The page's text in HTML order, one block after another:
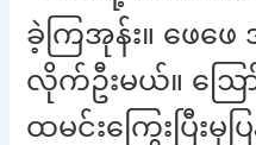
ခဲ့ကြအုန်း။ ဖေဖေ
လိုက်ဦးမယ်။ ဪ
ထမင်းကြွေးပြီးမှပ